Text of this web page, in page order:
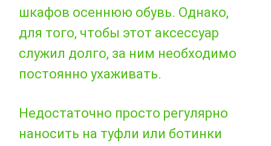
шкафов осеннюю обувь. Однако,
для того, чтобы этот аксессуар
служил долго, за ним необходимо
постоянно ухаживать.
Недостаточно просто регулярно
наносить на туфли или ботинки